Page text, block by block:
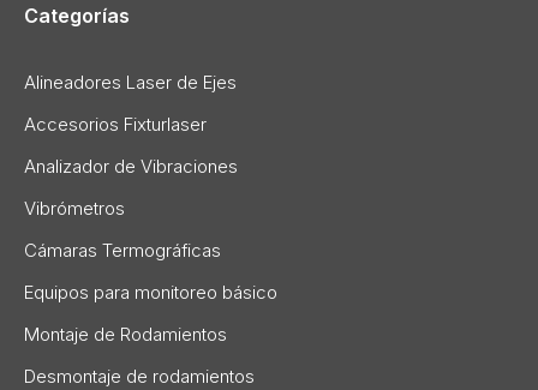
Categorías
Alineadores Laser de Ejes
Accesorios Fixturlaser
Analizador de Vibraciones
Vibrómetros
Cámaras Termográficas
Equipos para monitoreo básico
Montaje de Rodamientos
Desmontaje de rodamientos